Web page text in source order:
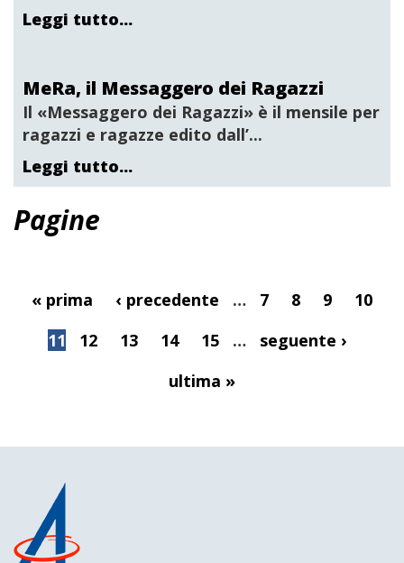
Leggi tutto...
MeRa, il Messaggero dei Ragazzi
Il «Messaggero dei Ragazzi» è il mensile per
ragazzi e ragazze edito dall’...
Leggi tutto...
Pagine
« prima ‹ precedente … 7 8 9
10
11
12 13 14 15 …
seguente ›
ultima »